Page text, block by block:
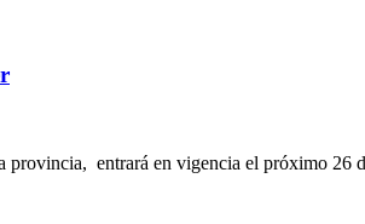
provincia, entrará en vigencia el próximo